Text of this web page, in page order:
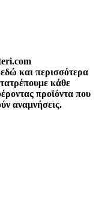
και περισσότερα
κάθε
προϊόντα που
αναμνήσεις.